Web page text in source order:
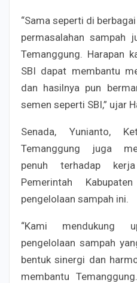
“Sama seperti di
permasalahan sampah
Temanggung. Harapan
SBI dapat membantu
dan hasilnya pun
semen seperti SBI,” ujar
Senada, Yunianto,
Temanggung juga
penuh terhadap
Pemerintah
pengelolaan sampah ini.
“Kami mendukung
pengelolaan sampah
bentuk sinergi dan
membantu